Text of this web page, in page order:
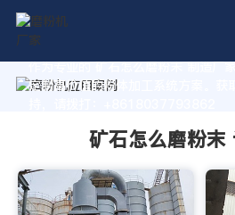
作为专业的 矿石怎么磨粉末 制造厂
定制高价值的粉体加工系统方案。获
矿石怎么磨粉末